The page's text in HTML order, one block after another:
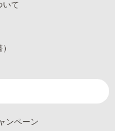
いて
ンペーン